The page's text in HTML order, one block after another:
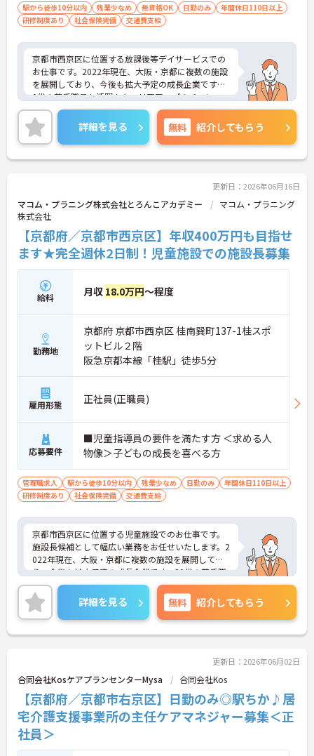
駅から徒歩10分以内 残業少なめ 無資格OK 日勤のみ
年間休日110日以上
研修制度あり
社会保険完備 交通費支給
京都市西京区に位置する放課後等デイサービスでの
お仕事です。2022年現在、大阪・京都に複数の施設
を展開しており、今後も拡大予定の成長企業です。2
0代の若手職員も活躍！キャリアアップのチャンス
も豊富です。ご興味のある方には、面接対策ポイン
トなど、さらに詳細をお話しいたしますのでお気軽
にご相談ください！
詳細を見る 無料 紹介してもらう
更新日：2026年06月16日
マコム・プラニング株式会社とろんこアカデミー
マコム・プラニング
株式会社
【京都府／京都市西京区】年収400万円も目指せ
ます★完全週休2日制！児童施設での施設長募集
給料 月収 18.0万円～程度
勤務地
京都府 京都市西京区 桂南巽町137-1桂スポ
ットビル２階
阪急京都本線「桂駅」徒歩5分
雇用形態 正社員(正職員)
応募要件
■児童指導員の要件を満たす方 ＜求める人
物像＞子どもの成長を喜べる方
管理職求人 駅から徒歩10分以内 残業少なめ 日勤のみ
年間休日110日以上
研修制度あり
社会保険完備 交通費支給
京都市西京区に位置する児童施設でのお仕事です。
施設長候補として幅広い業務をお任せいたします。2
022年現在、大阪・京都に複数の施設を展開してお
り、今後も拡大予定の成長企業です。20代の若手職
員も活躍！キャリアアップのチャンスも豊富です。
ご興味のある方には、面接対策ポイントなど、さら
に詳細をお話しいたしますのでお気軽にご相談くだ
さい！
詳細を見る 無料 紹介してもらう
更新日：2026年06月02日
合同会社KosケアプランセンターMysa 合同会社Kos
【京都府／京都市右京区】日勤のみ◎駅ちか♪居
宅介護支援事業所の主任ケアマネジャー募集＜正
社員＞